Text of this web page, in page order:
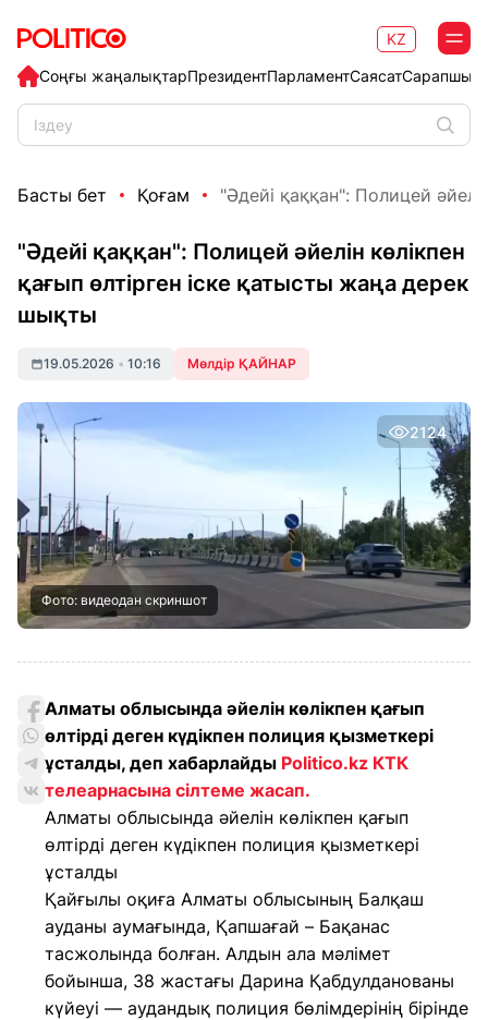
Соңғы жаңалықтарПрезидентПарламентСаясат
KZ
Басты бет Қоғам "Әдейі қаққан": Полицей
"Әдейі қаққан": Полицей әйелін көлікпен
қағып өлтірген іске қатысты жаңа дерек
шықты
19.05.2026 • 10:16 Мөлдір ҚАЙНАР
2124
Фото: видеодан скриншот
Алматы облысында әйелін көлікпен қағып
өлтірді деген күдікпен полиция қызметкері
ұсталды, деп хабарлайды Politico.kz КТК
телеарнасына сілтеме жасап.
Алматы облысында әйелін көлікпен қағып
өлтірді деген күдікпен полиция қызметкері
ұсталды
Қайғылы оқиға Алматы облысының Балқаш
ауданы аумағында, Қапшағай – Бақанас
тасжолында болған. Алдын ала мәлімет
бойынша, 38 жастағы Дарина Қабдулданованы
күйеуі — аудандық полиция бөлімдерінің бірінде